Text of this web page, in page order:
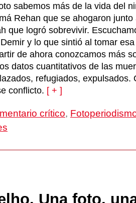
sabemos más de la vida del
Rehan que se ahogaron
que logró sobrevivir.
y lo que sintió al tomar
de ahora conozcamos más
datos cuantitativos de las
refugiados, expulsados.
conflicto. [ + ]
crítico,
Una foto,